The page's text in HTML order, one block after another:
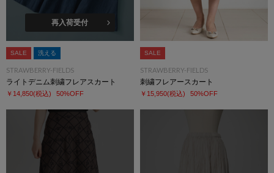
再入荷受付
SALE 洗える
STRAWBERRY-FIELDS
ライトデニム刺繍フレアスカート
￥14,850(税込) 50%OFF
SALE
STRAWBERRY-FIELDS
刺繍フレアースカート
￥15,950(税込) 50%OFF